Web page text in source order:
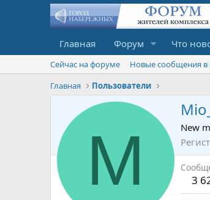
Главная Форум Что
Сейчас на форуме Новые сообщения
Главная
Пользователи
M New
3